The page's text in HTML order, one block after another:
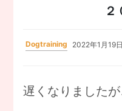
Dogtraining 2022年1月19日
遅くなりました